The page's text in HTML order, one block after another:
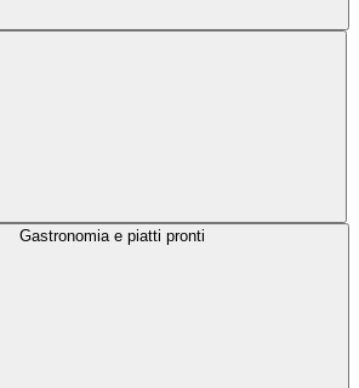
Gastronomia e piatti pronti